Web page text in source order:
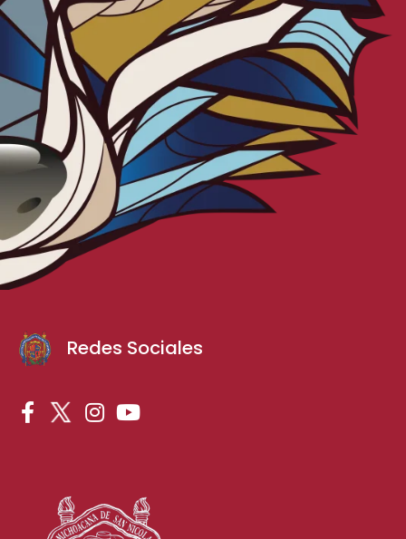
Redes Sociales